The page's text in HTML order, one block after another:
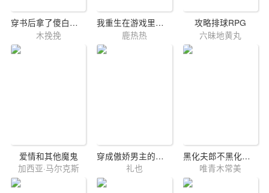
的游戏。在本所深川地区担任定町回同心（相当于现在的
巡警）的平四郎，像被蒙了眼，带到各处去。由拍手声引
导着，无知地跟随。虽不至于落入陷阱，但那拍着手移动
的真正的鬼，却将他步步引开，远离那个无论如何都不想
穿书后拿了傻白甜剧本
木挽挽
我重生在游戏里只想赚钱[全息]
鹿热热
攻略排球RPG
六昧地黄丸
爱情和其他魔鬼
加西亚·马尔克斯
穿成傲娇男主的白月光[快穿]
礼也
黑化夫郎不黑化（女尊）
唯青木常美